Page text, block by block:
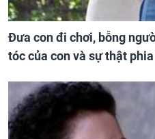
Đưa con đi chơi, bỗng
tóc của con và sự thật